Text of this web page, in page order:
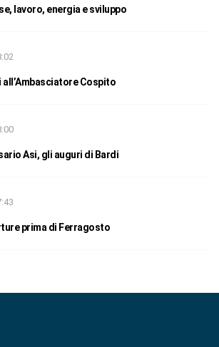
lavoro, energia e sviluppo
Cospito
Asi, gli auguri di Bardi
prima di Ferragosto